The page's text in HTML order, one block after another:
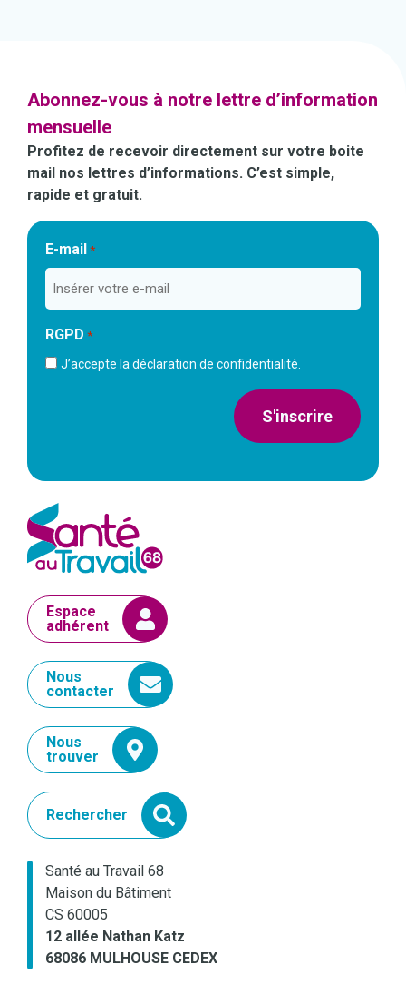
Abonnez-vous à notre lettre d’information
mensuelle
Profitez de recevoir directement sur votre boite
mail nos lettres d’informations. C’est simple,
rapide et gratuit.
E-mail *
RGPD *
J’accepte la déclaration de confidentialité.
S'inscrire
Espace
adhérent
Nous
contacter
Nous
trouver
Rechercher
Santé au Travail 68
Maison du Bâtiment
CS 60005
12 allée Nathan Katz
68086 MULHOUSE CEDEX